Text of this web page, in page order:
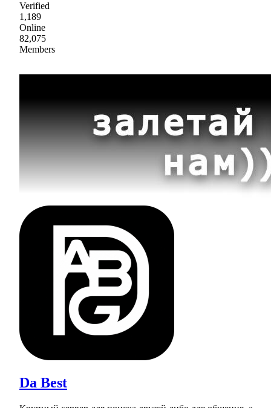
Verified
1,189
Online
82,075
Members
Da Best